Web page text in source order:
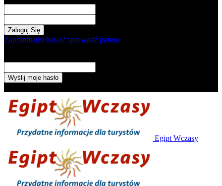
Zapomniałeś hasła? sprowadź pomoc
Egipt Wczasy